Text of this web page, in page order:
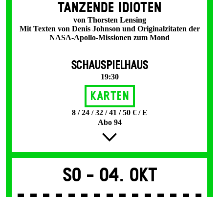
TANZENDE IDIOTEN
von Thorsten Lensing
Mit Texten von Denis Johnson und Originalzitaten der
NASA-Apollo-Missionen zum Mond
SCHAUSPIELHAUS
19:30
Karten
8 / 24 / 32 / 41 / 50 € / E
Abo 94
So - 04. Okt